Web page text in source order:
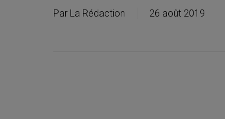
Par La Rédaction 26 août 2019